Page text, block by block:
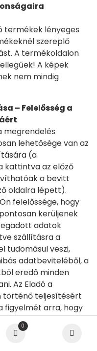
termékek lényeges
szereplő
A termékoldalon
A képek
nem mindig
– Felelősség a
megrendelés
lehetősége van az
(a
kattintva az előző
a bevitt
oldalra lépett).
felelőssége, hogy
kerüljenek
adatok
szállításra a
tudomásul veszi,
adatbeviteléből, a
eredő minden
Az Eladó a
történő teljesítésért
figyelmét arra, hogy
vagy a postafiókhoz
0